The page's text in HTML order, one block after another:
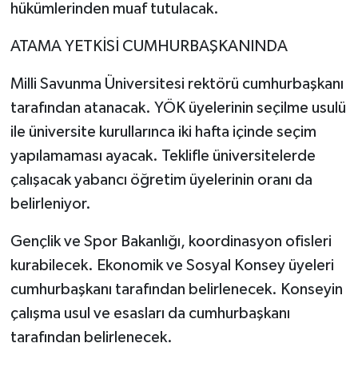
hükümlerinden muaf tutulacak.
ATAMA YETKİSİ CUMHURBAŞKANINDA
Milli Savunma Üniversitesi rektörü cumhurbaşkanı
tarafından atanacak. YÖK üyelerinin seçilme usulü
ile üniversite kurullarınca iki hafta içinde seçim
yapılamaması ayacak. Teklifle üniversitelerde
çalışacak yabancı öğretim üyelerinin oranı da
belirleniyor.
Gençlik ve Spor Bakanlığı, koordinasyon ofisleri
kurabilecek. Ekonomik ve Sosyal Konsey üyeleri
cumhurbaşkanı tarafından belirlenecek. Konseyin
çalışma usul ve esasları da cumhurbaşkanı
tarafından belirlenecek.